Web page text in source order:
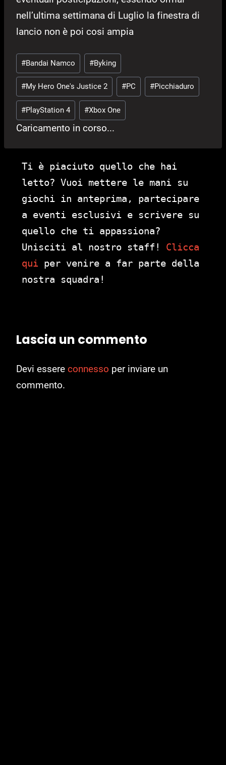
nell’ultima settimana di Luglio la finestra di
lancio non è poi cosi ampia
Tag
articolo:
#Bandai Namco #Byking
#My Hero One's Justice 2 #PC #Picchiaduro
#PlayStation 4 #Xbox One
Caricamento in corso...
Ti è piaciuto quello che hai
letto? Vuoi mettere le mani su
giochi in anteprima, partecipare
a eventi esclusivi e scrivere su
quello che ti appassiona?
Unisciti al nostro staff! Clicca
qui per venire a far parte della
nostra squadra!
Lascia un commento
Devi essere connesso per inviare un
commento.